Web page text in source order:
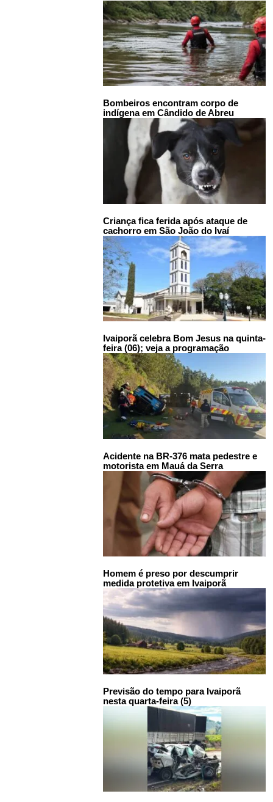
Bombeiros encontram corpo de
indígena em Cândido de Abreu
Criança fica ferida após ataque de
cachorro em São João do Ivaí
Ivaiporã celebra Bom Jesus na quinta-
feira (06); veja a programação
Acidente na BR-376 mata pedestre e
motorista em Mauá da Serra
Homem é preso por descumprir
medida protetiva em Ivaiporã
Previsão do tempo para Ivaiporã
nesta quarta-feira (5)